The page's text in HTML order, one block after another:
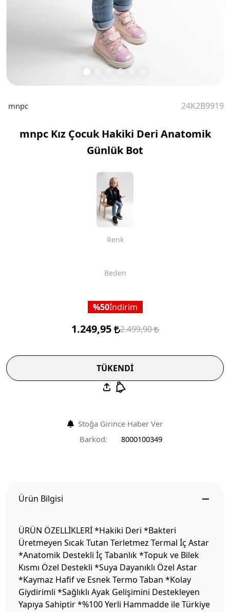
mnpc 24K2B9919
mnpc Kız Çocuk Hakiki Deri Anatomik
Günlük Bot
Renk
Beden
50İndirim
1.249,95 2.499,90
TÜKENDİ
Stoğa Girince Haber Ver
Barkod:
8000100349
Ürün Bilgisi
ÜRÜN ÖZELLİKLERİ *Hakiki Deri *Bakteri
Üretmeyen Sıcak Tutan Terletmez Termal İç Astar
*Anatomik Destekli İç Tabanlık *Topuk ve Bilek
Kısmı Özel Destekli *Suya Dayanıklı Özel Astar
*Kaymaz Hafif ve Esnek Termo Taban *Kolay
Giydirimli *Sağlıklı Ayak Gelişimini Destekleyen
Yapıya Sahiptir *%100 Yerli Hammadde ile Türkiye